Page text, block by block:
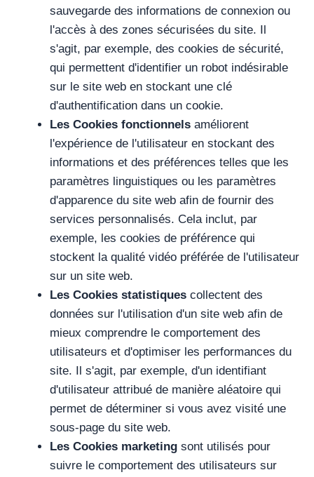
sauvegarde des informations de connexion ou
l'accès à des zones sécurisées du site. Il
s'agit, par exemple, des cookies de sécurité,
qui permettent d'identifier un robot indésirable
sur le site web en stockant une clé
d'authentification dans un cookie.
Les Cookies fonctionnels améliorent
l'expérience de l'utilisateur en stockant des
informations et des préférences telles que les
paramètres linguistiques ou les paramètres
d'apparence du site web afin de fournir des
services personnalisés. Cela inclut, par
exemple, les cookies de préférence qui
stockent la qualité vidéo préférée de l'utilisateur
sur un site web.
Les Cookies statistiques collectent des
données sur l'utilisation d'un site web afin de
mieux comprendre le comportement des
utilisateurs et d'optimiser les performances du
site. Il s'agit, par exemple, d'un identifiant
d'utilisateur attribué de manière aléatoire qui
permet de déterminer si vous avez visité une
sous-page du site web.
Les Cookies marketing sont utilisés pour
suivre le comportement des utilisateurs sur